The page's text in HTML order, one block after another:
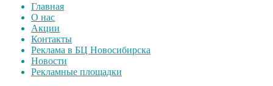
Главная
О нас
Акции
Контакты
Реклама в БЦ Новосибирска
Новости
Рекламные площадки